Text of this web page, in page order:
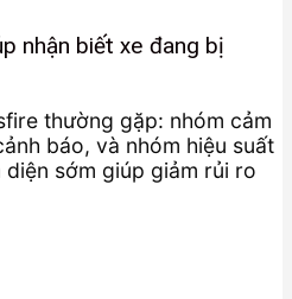
nhận biết xe đang bị
thường gặp: nhóm cảm
báo, và nhóm hiệu suất
diện sớm giúp giảm rủi ro